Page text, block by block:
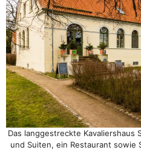
Das langgestreckte Kavaliershaus
und Suiten, ein Restaurant sowie